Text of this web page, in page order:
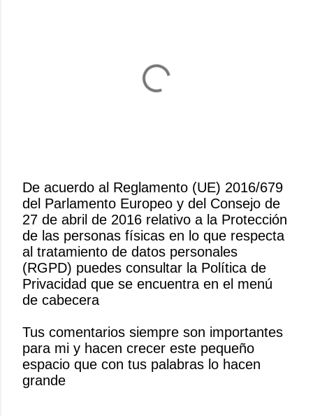
P
u
b
l
i
c
a
u
n
c
o
De acuerdo al Reglamento (UE) 2016/679
del Parlamento Europeo y del Consejo de
27 de abril de 2016 relativo a la Protección
de las personas físicas en lo que respecta
al tratamiento de datos personales
(RGPD) puedes consultar la Política de
Privacidad que se encuentra en el menú
de cabecera
Tus comentarios siempre son importantes
para mi y hacen crecer este pequeño
espacio que con tus palabras lo hacen
grande